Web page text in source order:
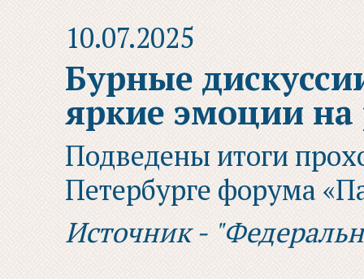
10.07.2025
Бурные
яркие эмоции на
Подведены итоги
Петербурге форума
Источник -